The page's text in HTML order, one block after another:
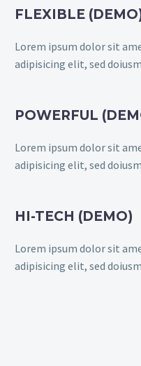
FLEXIBLE
Lorem ipsum dolor sit
adipisicing elit, sed
POWERFUL
Lorem ipsum dolor sit
adipisicing elit, sed
HI-TECH (DEMO)
Lorem ipsum dolor sit
adipisicing elit, sed